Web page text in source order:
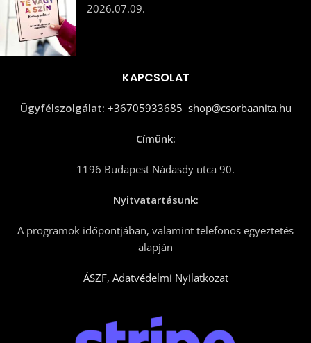
2026.07.09.
KAPCSOLAT
Ügyfélszolgálat: +36705933685 shop@csorbaanita.hu
Címünk:
1196 Budapest Nádasdy utca 90.
Nyitvatartásunk:
A programok időpontjában, valamint telefonos egyeztetés
alapján
ÁSZF, Adatvédelmi Nyilatkozat